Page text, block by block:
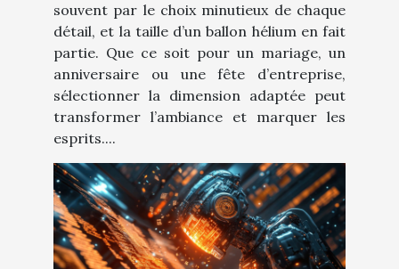
souvent par le choix minutieux de chaque
détail, et la taille d’un ballon hélium en fait
partie. Que ce soit pour un mariage, un
anniversaire ou une fête d’entreprise,
sélectionner la dimension adaptée peut
transformer l’ambiance et marquer les
esprits....